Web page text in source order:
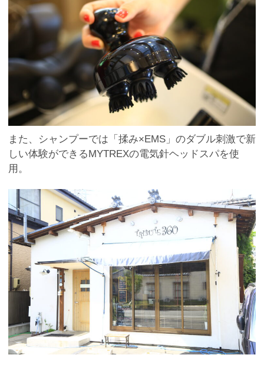
また、シャンプーでは「揉み×EMS」のダブル刺激で新
しい体験ができるMYTREXの電気針ヘッドスパを使
用。